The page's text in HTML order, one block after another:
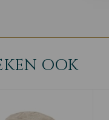
OOK